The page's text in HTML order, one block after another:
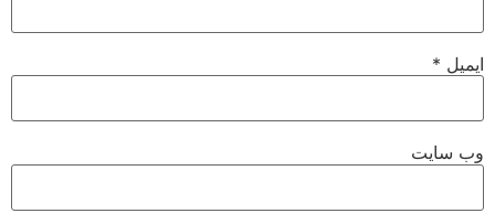
ایمیل *
وب‌ سایت